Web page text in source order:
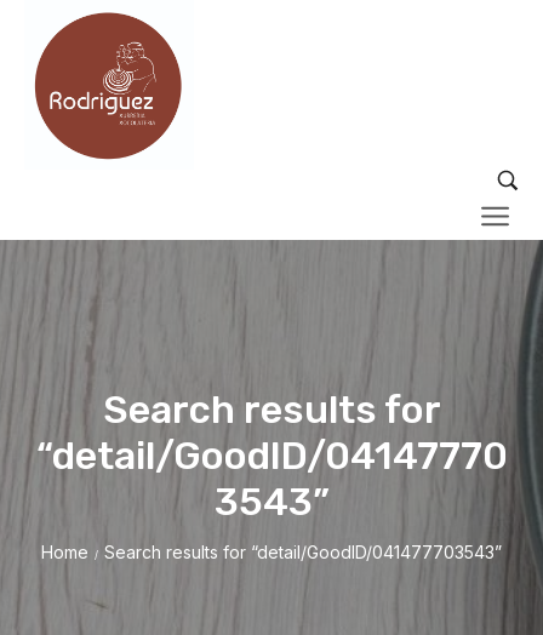
Search results for
“detail/GoodID/04147770
3543”
Home / Search results for “detail/GoodID/041477703543”